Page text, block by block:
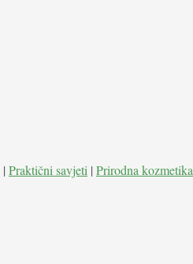
| Praktični savjeti | Prirodna kozmetika